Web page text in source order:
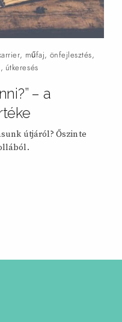
, műfaj, önfejlesztés,
, útkeresés
– a
útjáról? Őszinte